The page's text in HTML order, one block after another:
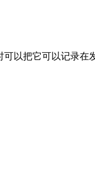
可以把它可以记录在